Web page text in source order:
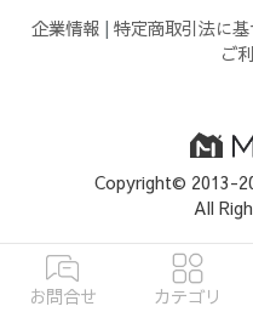
企業情報 | 特定商取引法に
ご
Copyright© 2013-
All
お問合せ カテゴリ